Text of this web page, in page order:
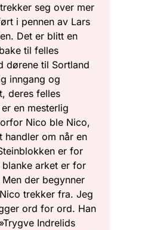
seg over mer
i pennen av Lars
Det er blitt en
til felles
dørene til Sortland
inngang og
deres felles
en mesterlig
Nico ble Nico,
handler om når en
er for
arket er for
der begynner
trekker fra. Jeg
ord for ord. Han
Indrelids